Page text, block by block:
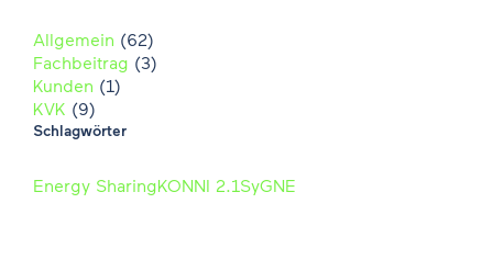
Allgemein (62)
Fachbeitrag (3)
Kunden (1)
KVK (9)
Schlagwörter
Energy SharingKONNI 2.1SyGNE